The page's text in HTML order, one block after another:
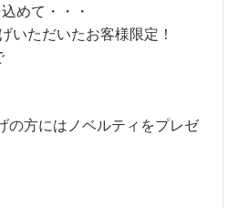
めて・・・
いただいたお客様限定！
の方にはノベルティをプレゼ